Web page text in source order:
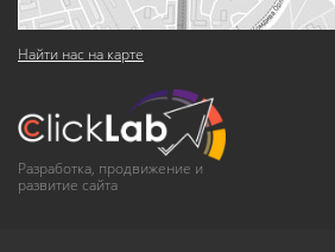
Найти нас на карте
Разработка, продвижение и
развитие сайта